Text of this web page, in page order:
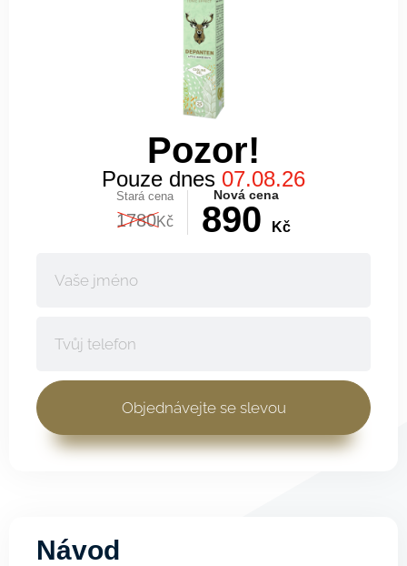
Pozor!
Pouze dnes 07.08.26
Stará cena
1780Kč
Nová cena
890 Kč
Návod